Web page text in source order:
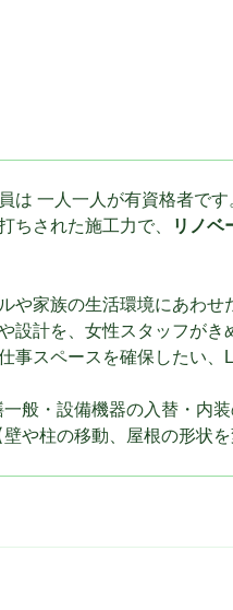
は 一人一人が有資格者です
ちされた施工力で、
リノベ
や家族の生活環境にあわせ
設計を、女性スタッフがき
事スペースを確保したい
一般・設備機器の入替・内
壁や柱の移動、屋根の形状